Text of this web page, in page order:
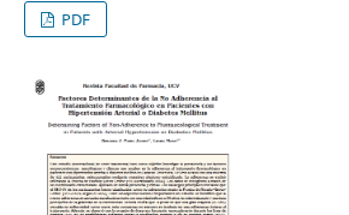
PDF